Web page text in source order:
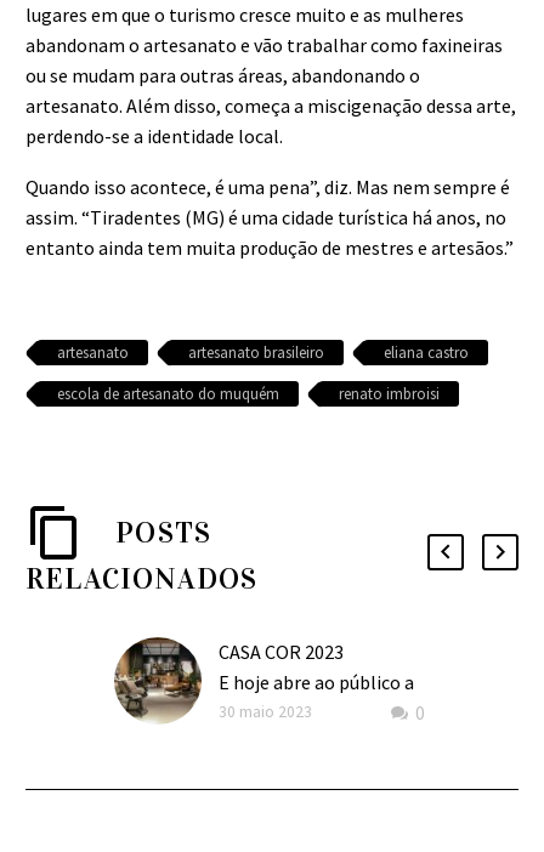
lugares em que o turismo cresce muito e as mulheres
abandonam o artesanato e vão trabalhar como faxineiras
ou se mudam para outras áreas, abandonando o
artesanato. Além disso, começa a miscigenação dessa arte,
perdendo-se a identidade local.
Quando isso acontece, é uma pena”, diz. Mas nem sempre é
assim. “Tiradentes (MG) é uma cidade turística há anos, no
entanto ainda tem muita produção de mestres e artesãos.”
artesanato artesanato brasileiro
eliana castro
escola de artesanato do muquém
renato imbroisi
POSTS
RELACIONADOS
CASA COR 2023
E hoje abre ao público a
36ª edição da CASACOR 0
30 maio 2023